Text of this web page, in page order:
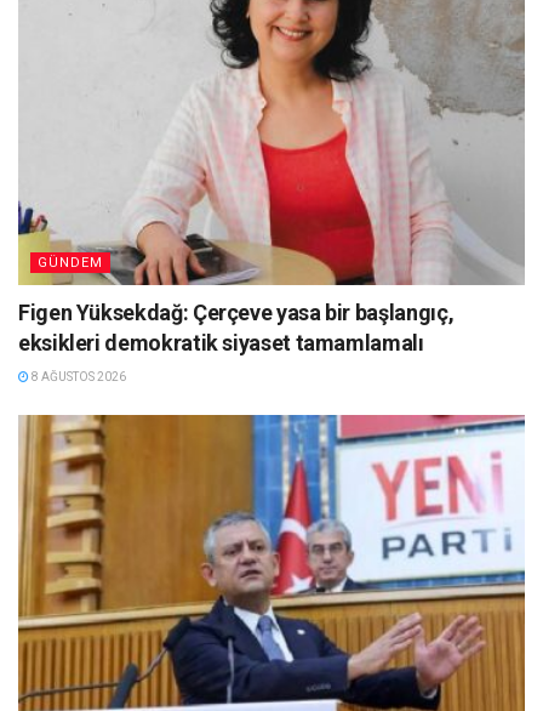
GÜNDEM
Figen Yüksekdağ: Çerçeve yasa bir başlangıç,
eksikleri demokratik siyaset tamamlamalı
8 AĞUSTOS 2026